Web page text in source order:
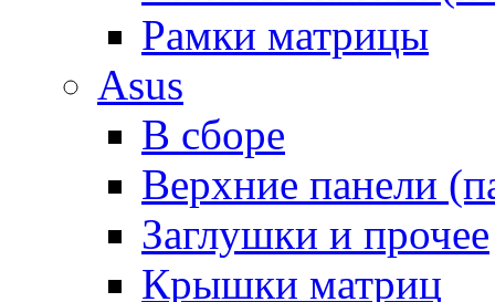
Рамки матрицы
Asus
В сборе
Верхние панели
Заглушки и прочее
Крышки матриц